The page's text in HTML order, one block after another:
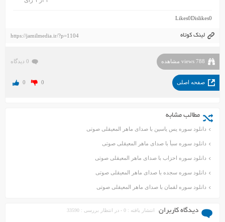
Likes0Dislikes0
لینک کوتاه https://jamilmedia.ir/?p=1104
788 views مشاهده 0 دیدگاه
صفحه اصلی 0 0
مطالب مشابه
دانلود سوره یس یاسین با صدای ماهر المعیقلی صوتی
دانلود سوره سبأ با صدای ماهر المعیقلی صوتی
دانلود سوره احزاب با صدای ماهر المعیقلی صوتی
دانلود سوره سجده با صدای ماهر المعیقلی صوتی
دانلود سوره لقمان با صدای ماهر المعیقلی صوتی
دیدگاه کاربران انتشار یافته : 0 - در انتظار بررسی : 33590